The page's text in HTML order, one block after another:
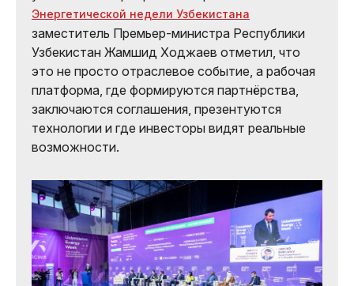
Энергетической недели Узбекистана
заместитель Премьер-министра Республики
Узбекистан Жамшид Ходжаев отметил, что
это не просто отраслевое событие, а рабочая
платформа, где формируются партнёрства,
заключаются соглашения, презентуются
технологии и где инвесторы видят реальные
возможности.